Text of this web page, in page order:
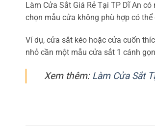
Làm Cửa Sắt Giá Rẻ Tại TP Dĩ An có
chọn mẫu cửa không phù hợp có
Ví dụ, cửa sắt kéo hoặc cửa cuốn
nhỏ cần một mẫu cửa sắt 1 cánh
Xem thêm:Làm Cửa Sắt